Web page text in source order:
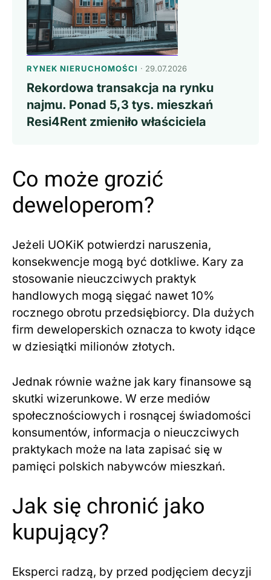
RYNEK NIERUCHOMOŚCI · 29.07.2026
Rekordowa transakcja na rynku
najmu. Ponad 5,3 tys. mieszkań
Resi4Rent zmieniło właściciela
Co może grozić
deweloperom?
Jeżeli UOKiK potwierdzi naruszenia,
konsekwencje mogą być dotkliwe. Kary za
stosowanie nieuczciwych praktyk
handlowych mogą sięgać nawet 10%
rocznego obrotu przedsiębiorcy. Dla dużych
firm deweloperskich oznacza to kwoty idące
w dziesiątki milionów złotych.
Jednak równie ważne jak kary finansowe są
skutki wizerunkowe. W erze mediów
społecznościowych i rosnącej świadomości
konsumentów, informacja o nieuczciwych
praktykach może na lata zapisać się w
pamięci polskich nabywców mieszkań.
Jak się chronić jako
kupujący?
Eksperci radzą, by przed podjęciem decyzji